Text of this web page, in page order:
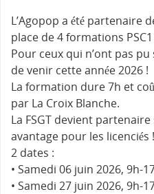
L’Agopop a été partenaire
place de 4 formations
Pour ceux qui n’ont pas
de venir cette année 2026 !
La formation dure 7h et
par La Croix Blanche.
La FSGT devient
avantage pour les licenciés !
2 dates :
• Samedi 06 juin 2026, 9h-
• Samedi 27 juin 2026, 9h-